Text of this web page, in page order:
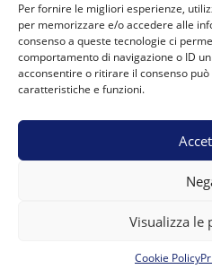
Per fornire le migliori esperienze,
per memorizzare e/o accedere alle
consenso a queste tecnologie ci
comportamento di navigazione o ID
acconsentire o ritirare il consenso
caratteristiche e funzioni.
Visualizza le
Cookie Policy
A.S.D. Team
Vicolo del Moro 6 12084